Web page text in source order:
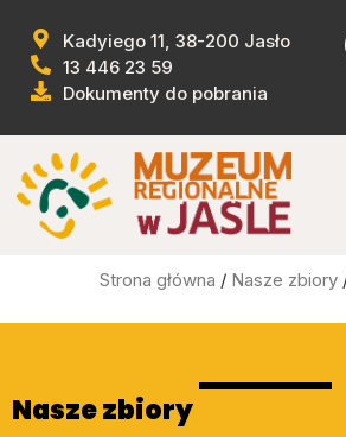
Kadyiego 11, 38-200 Jasło
13 446 23 59
Dokumenty do pobrania
Strona główna / Nasze zbiory
Nasze zbiory